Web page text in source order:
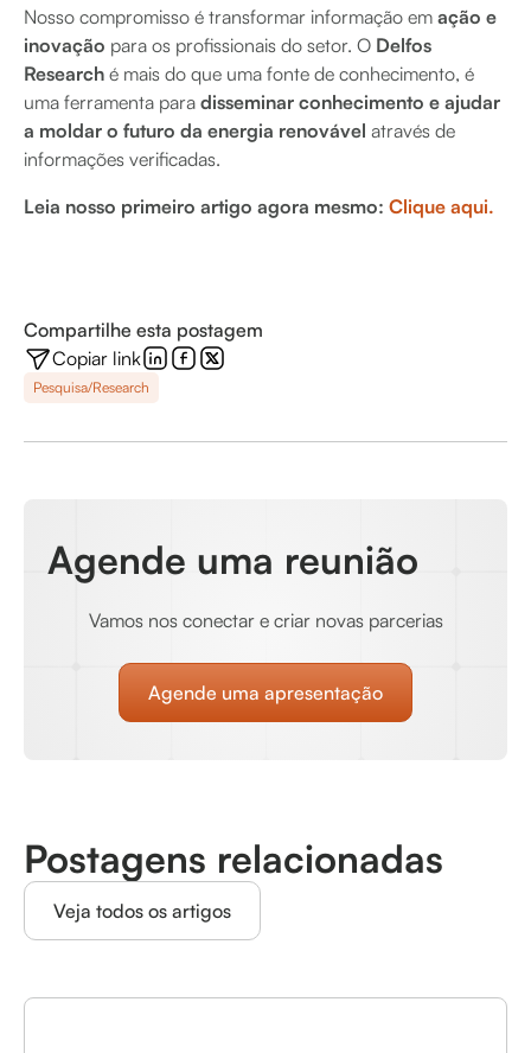
Nosso compromisso é transformar informação em ação e
inovação para os profissionais do setor. O Delfos
Research é mais do que uma fonte de conhecimento, é
uma ferramenta para disseminar conhecimento e ajudar
a moldar o futuro da energia renovável através de
informações verificadas.
Leia nosso primeiro artigo agora mesmo: Clique aqui.
Compartilhe esta postagem
Copiar link
Pesquisa/Research
Agende uma reunião
Vamos nos conectar e criar novas parcerias
Agende uma apresentação
Postagens relacionadas
Veja todos os artigos